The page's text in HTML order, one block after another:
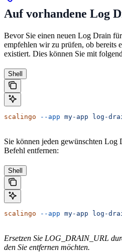
Auf vorhandene Log
Bevor Sie einen neuen Log Drain
empfehlen wir zu prüfen, ob bereits
existiert. Dies können Sie mit
Shell
scalingo --app my-app log-
Sie können jeden gewünschten Log
Befehl entfernen:
Shell
scalingo --app my-app log-
Ersetzen Sie LOG_DRAIN_URL
den Sie entfernen möchten.